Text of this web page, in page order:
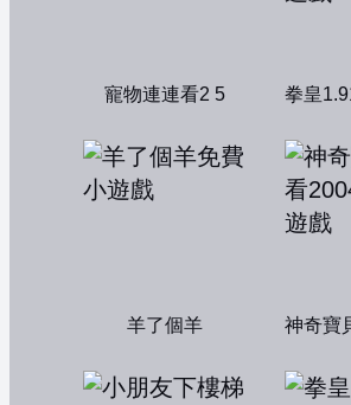
寵物連連看2 5
羊了個羊